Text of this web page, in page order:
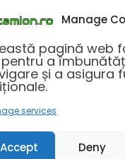
Manage
pagină web
a
și a asigura
services
Accept Deny
a fost numit
cellcentric